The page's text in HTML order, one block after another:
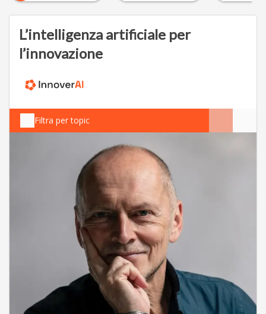
L’intelligenza artificiale per
l’innovazione
Filtra per topic